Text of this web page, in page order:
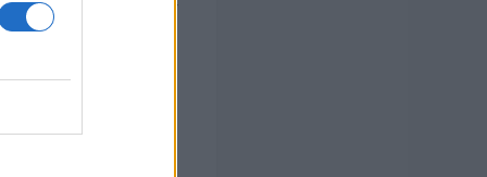
que debe ser
el equipo. En
el 29 de
la Sociedad de